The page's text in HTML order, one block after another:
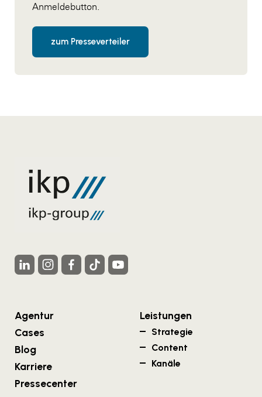
Anmeldebutton.
zum Presseverteiler
Agentur
Cases
Blog
Karriere
Pressecenter
Leistungen
Strategie
Content
Kanäle